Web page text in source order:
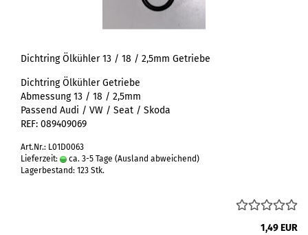
Dichtring Ölkühler 13 / 18 / 2,5mm Getriebe
Dichtring Ölkühler Getriebe
Abmessung 13 / 18 / 2,5mm
Passend Audi / VW / Seat / Skoda
REF: 089409069
Art.Nr.: L01D0063
Lieferzeit:
ca. 3-5 Tage (Ausland abweichend)
Lagerbestand: 123 Stk.
1,49 EUR